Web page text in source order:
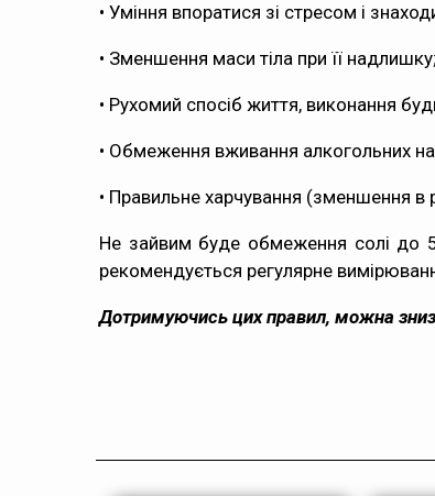
• Уміння впоратися зі стресом і
• Зменшення маси тіла при її надлишку;
• Рухомий спосіб життя, виконання
• Обмеження вживання алкогольних
• Правильне харчування (зменшення в
Не зайвим буде обмеження солі до
рекомендується регулярне
Дотримуючись цих правил, можна